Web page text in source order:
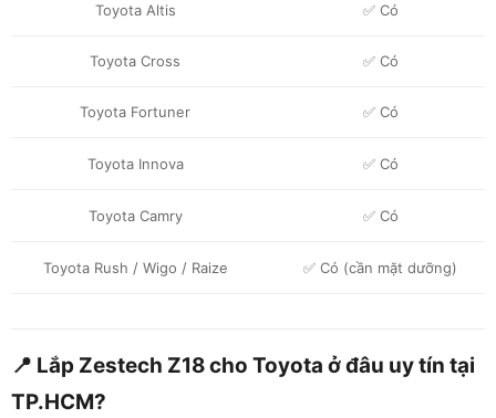
Toyota Altis ✅ Có
Toyota Cross ✅ Có
Toyota Fortuner ✅ Có
Toyota Innova ✅ Có
Toyota Camry ✅ Có
Toyota Rush / Wigo / Raize ✅ Có (cần mặt dưỡng)
📍 Lắp Zestech Z18 cho Toyota ở đâu uy tín tại
TP.HCM?